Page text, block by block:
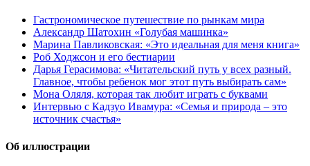
Гастрономическое путешествие по рынкам мира
Александр Шатохин «Голубая машинка»
Марина Павликовская: «Это идеальная для меня книга»
Роб Ходжсон и его бестиарии
Дарья Герасимова: «Читательский путь у всех разный.
Главное, чтобы ребенок мог этот путь выбирать сам»
Мона Оляля, которая так любит играть с буквами
Интервью с Кадзуо Ивамура: «Семья и природа – это
источник счастья»
Об иллюстрации